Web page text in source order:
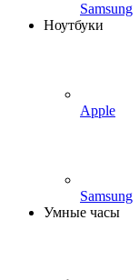
Samsung
Ноутбуки
Apple
Samsung
Умные часы